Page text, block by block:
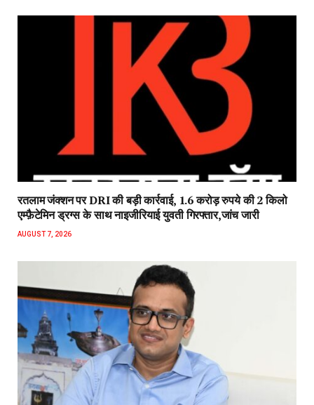
रतलाम जंक्शन पर DRI की बड़ी कार्रवाई, 1.6 करोड़ रुपये की 2 किलो
एम्फ़ैटेमिन ड्रग्स के साथ नाइजीरियाई युवती गिरफ्तार,जांच जारी
AUGUST 7, 2026